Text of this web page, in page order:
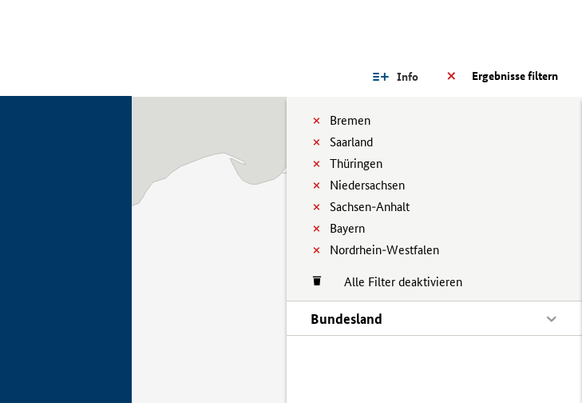
Ergebnisse filtern
Info
Bremen
Saarland
Thüringen
Niedersachsen
Sachsen-Anhalt
Bayern
Nordrhein-Westfalen
Alle Filter deaktivieren
Bundesland